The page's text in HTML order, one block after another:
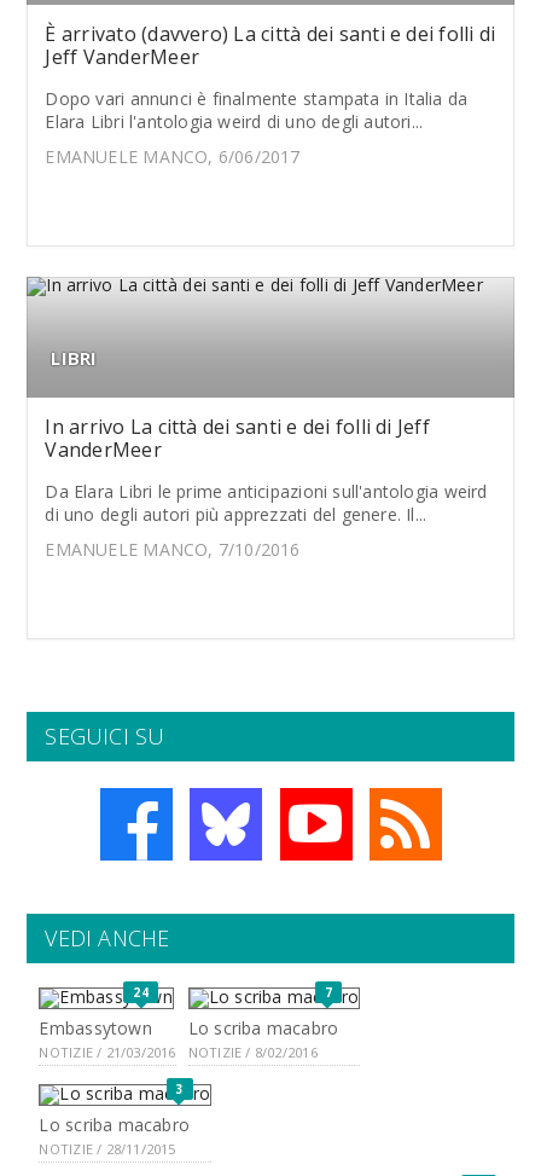
È arrivato (davvero) La città dei santi e dei folli di
Jeff VanderMeer
Dopo vari annunci è finalmente stampata in Italia da
Elara Libri l'antologia weird di uno degli autori...
EMANUELE MANCO, 6/06/2017
LIBRI
In arrivo La città dei santi e dei folli di Jeff
VanderMeer
Da Elara Libri le prime anticipazioni sull'antologia weird
di uno degli autori più apprezzati del genere. Il...
EMANUELE MANCO, 7/10/2016
SEGUICI SU
VEDI ANCHE
24
Embassytown
NOTIZIE / 21/03/2016
7
Lo scriba macabro
NOTIZIE / 8/02/2016
3
Lo scriba macabro
NOTIZIE / 28/11/2015